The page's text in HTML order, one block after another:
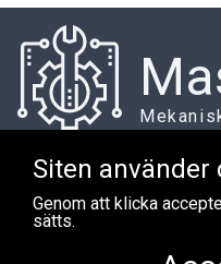
Har du
Jag är alltid intresserad
Siten använder
Genom att klicka
sätts.